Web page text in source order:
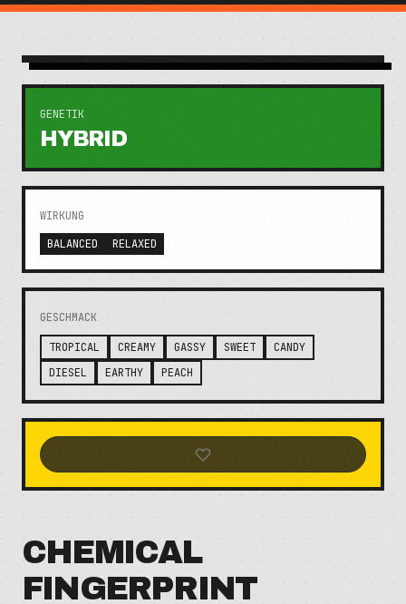
GENETIK
HYBRID
WIRKUNG
BALANCED
RELAXED
GESCHMACK
TROPICAL CREAMY GASSY SWEET
CANDY
DIESEL
EARTHY PEACH
CHEMICAL
FINGERPRINT